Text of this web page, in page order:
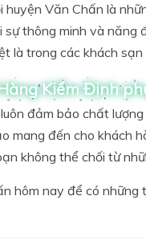
Văn Chấn là
thông minh và
là trong các khách
Kiểm Định
đảm bảo chất
mang đến cho khách
không thể chối từ
hôm nay để có những